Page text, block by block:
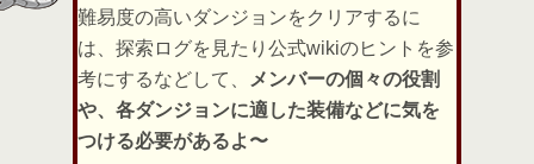
難易度の高いダンジョンをクリアするに
は、探索ログを見たり公式wikiのヒントを参
考にするなどして、
メンバーの個々の役割
や、各ダンジョンに適した装備などに気を
つける必要があるよ〜